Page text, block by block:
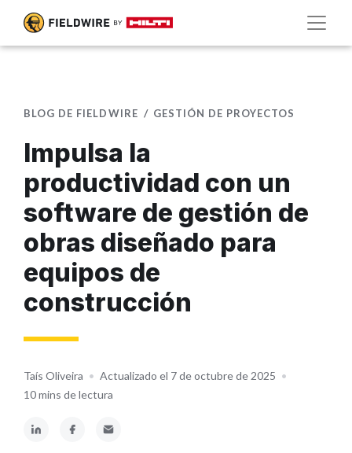
BLOG DE FIELDWIRE GESTIÓN DE PROYECTOS
Impulsa la
productividad con un
software de gestión de
obras diseñado para
equipos de
construcción
Taís Oliveira • Actualizado el 7 de octubre de 2025 •
10 mins de lectura